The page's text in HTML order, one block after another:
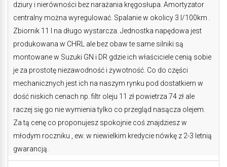
dziury i nierówności bez narażania kręgosłupa. Amortyzator
centralny można wyregulować. Spalanie w okolicy 3 l/100km .
Zbiornik 11 l na długo wystarcza. Jednostka napędowa jest
produkowana w CHRL ale bez obaw te same silniki są
montowane w Suzuki GN i DR gdzie ich właściciele cenią sobie
je za prostotę niezawodność i żywotność. Co do części
mechanicznych jest ich na naszym rynku pod dostatkiem w
dość niskich cenach np. filtr oleju 11 zł powietrza 74 zł ale
raczej się go nie wymienia tylko co przegląd nasącza olejem.
Za tą cenę co proponujesz spokojnie coś znajdziesz w
młodym roczniku , ew. w niewielkim kredycie nówkę z 2-3 letnią
gwarancją.